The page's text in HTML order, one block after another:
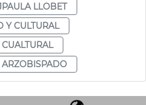
LLOBET
Y CULTURAL
ARZOBISPADO